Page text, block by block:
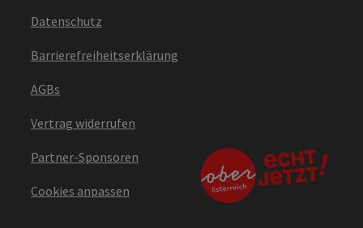
Datenschutz
Barrierefreiheitserklärung
AGBs
Vertrag widerrufen
Partner-Sponsoren
Cookies anpassen